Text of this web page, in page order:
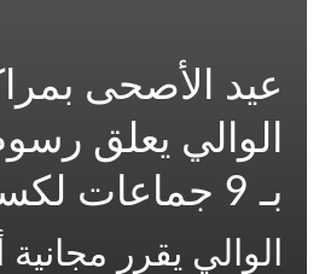
عيد الأصحى
الوالي يعلق
بـ 9 جماعات لكسر الأسعار
الوالي يقرر